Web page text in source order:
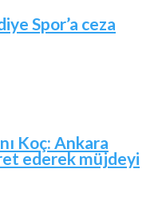
Spor’a ceza
Koç: Ankara
ederek müjdeyi